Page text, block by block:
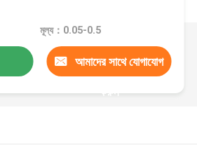
মূল্য：0.05-0.5
আমাদের সাথে যোগাযোগ
করুন